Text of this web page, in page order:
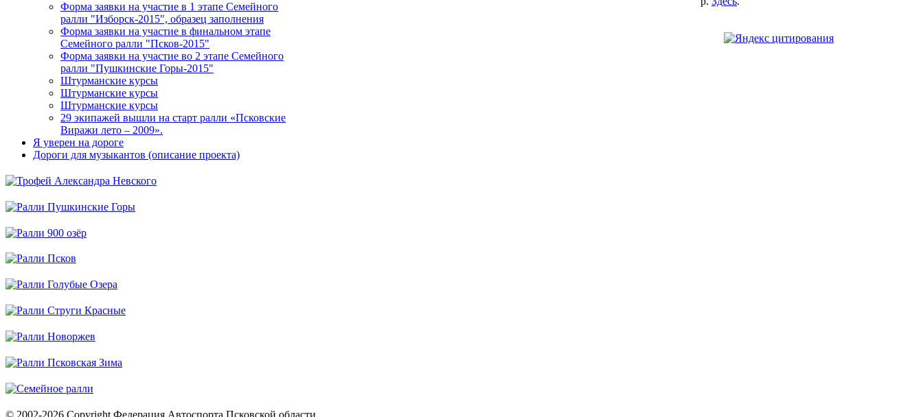
Форма заявки на участие в 1 этапе Семейного
ралли "Изборск-2015", образец заполнения
Форма заявки на участие в финальном этапе
Семейного ралли "Псков-2015"
Форма заявки на участие во 2 этапе Семейного
ралли "Пушкинские Горы-2015"
Штурманские курсы
Штурманские курсы
Штурманские курсы
29 экипажей вышли на старт ралли «Псковские
Виражи лето – 2009».
Я уверен на дороге
Дороги для музыкантов (описание проекта)
© 2002-2026 Copyright Федерация Автоспорта Псковской области